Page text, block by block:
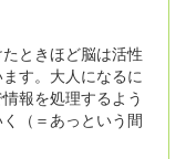
ときほど脳は活性
す。大人になるに
報を処理するよう
（＝あっという間